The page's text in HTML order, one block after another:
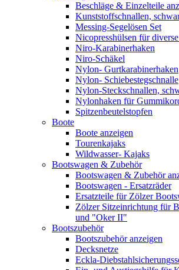
Beschläge & Einzelteile
Kunststoffschnallen,
Messing-Segelösen Set
Nicopresshülsen für
Niro-Karabinerhaken
Niro-Schäkel
Nylon- Gurtkarabinerhaken
Nylon- Schiebestegschnalle
Nylon-Steckschnallen,
Nylonhaken für
Spitzenbeutelstopfen
Boote
Boote anzeigen
Tourenkajaks
Wildwasser- Kajaks
Bootswagen & Zubehör
Bootswagen & Zubehör
Bootswagen - Ersatzräder
Ersatzteile für Zölzer
Zölzer Sitzeinrichtung für
und "Oker II"
Bootszubehör
Bootszubehör anzeigen
Decksnetze
Eckla-